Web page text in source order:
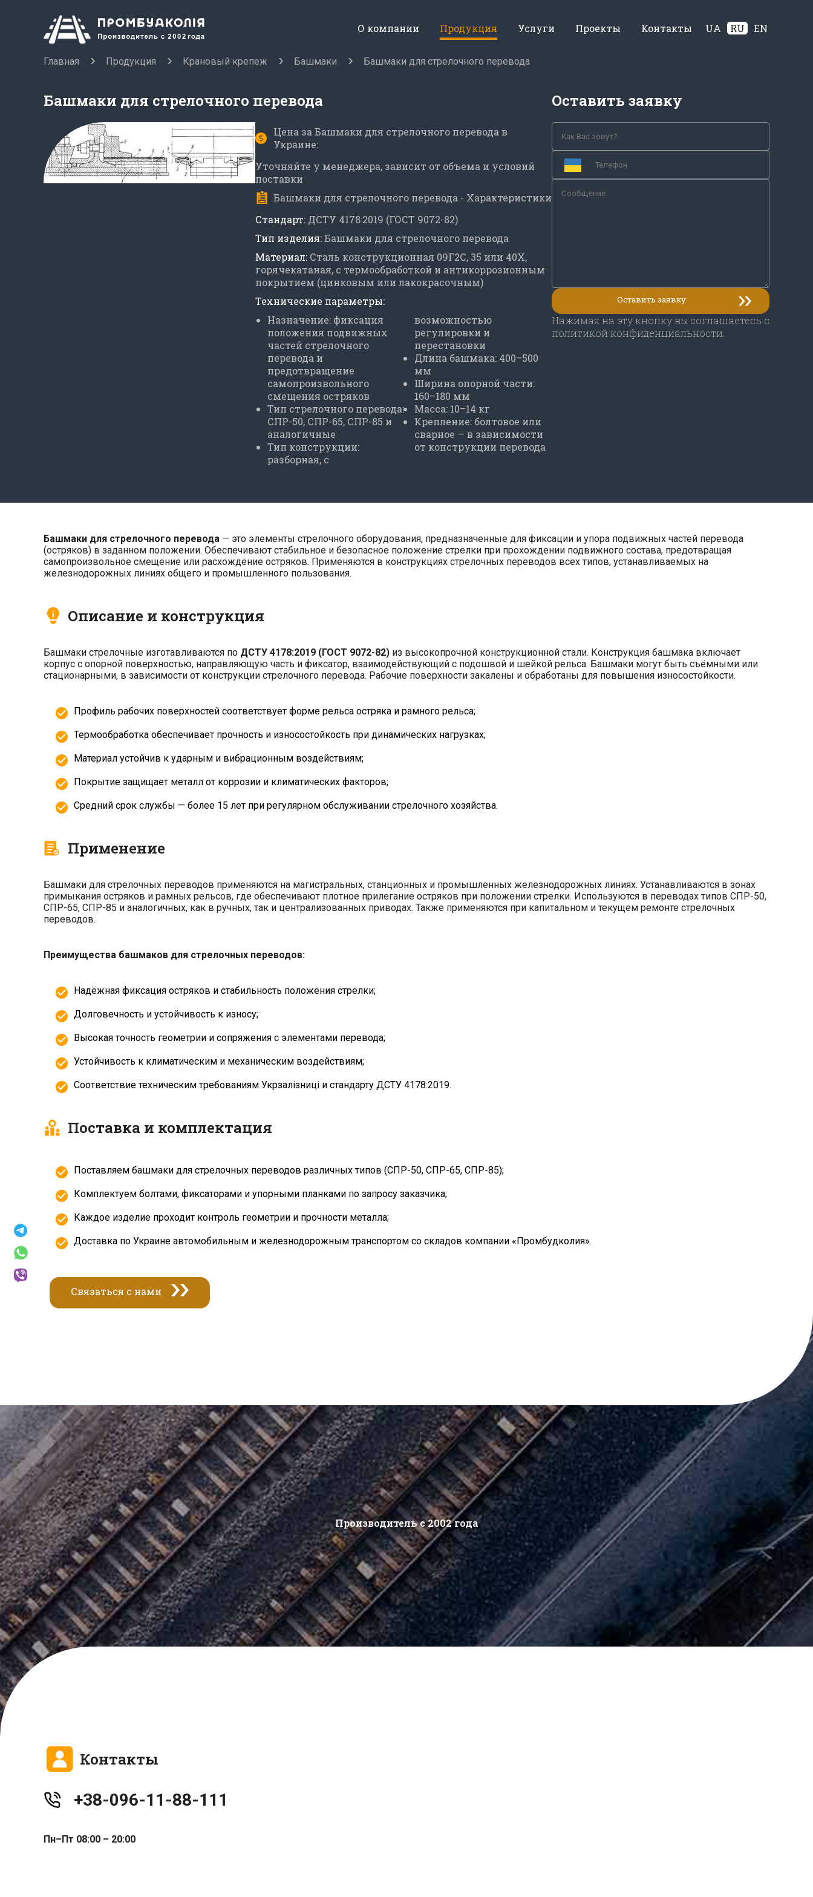
О компании Продукция Услуги Проекты Контакты UA RU EN
Главная Продукция Крановый крепеж Башмаки Башмаки для стрелочного перевода
Башмаки для стрелочного перевода
Цена за Башмаки для стрелочного перевода в
Украине:
Уточняйте у менеджера, зависит от объема и условий
поставки
Башмаки для стрелочного перевода - Характеристики
Стандарт: ДСТУ 4178:2019 (ГОСТ 9072-82)
Тип изделия:Башмаки для стрелочного перевода
Материал: Сталь конструкционная 09Г2С, 35 или 40Х,
горячекатаная, с термообработкой и антикоррозионным
покрытием (цинковым или лакокрасочным)
Технические параметры:
Назначение: фиксация
положения подвижных
частей стрелочного
перевода и
предотвращение
самопроизвольного
смещения остряков
Тип стрелочного перевода:
СПР-50, СПР-65, СПР-85 и
аналогичные
Тип конструкции:
разборная, с
возможностью
регулировки и
перестановки
Длина башмака: 400–500
мм
Ширина опорной части:
160–180 мм
Масса: 10–14 кг
Крепление: болтовое или
сварное — в зависимости
от конструкции перевода
Оставить заявку
Нажимая на эту кнопку вы соглашаетесь с
политикой конфиденциальности.
Башмаки для стрелочного перевода — это элементы стрелочного оборудования, предназначенные для фиксации и упора подвижных частей перевода
(остряков) в заданном положении. Обеспечивают стабильное и безопасное положение стрелки при прохождении подвижного состава, предотвращая
самопроизвольное смещение или расхождение остряков. Применяются в конструкциях стрелочных переводов всех типов, устанавливаемых на
железнодорожных линиях общего и промышленного пользования.
Описание и конструкция
Башмаки стрелочные изготавливаются по ДСТУ 4178:2019 (ГОСТ 9072-82) из высокопрочной конструкционной стали. Конструкция башмака включает
корпус с опорной поверхностью, направляющую часть и фиксатор, взаимодействующий с подошвой и шейкой рельса. Башмаки могут быть съёмными или
стационарными, в зависимости от конструкции стрелочного перевода. Рабочие поверхности закалены и обработаны для повышения износостойкости.
Профиль рабочих поверхностей соответствует форме рельса остряка и рамного рельса;
Термообработка обеспечивает прочность и износостойкость при динамических нагрузках;
Материал устойчив к ударным и вибрационным воздействиям;
Покрытие защищает металл от коррозии и климатических факторов;
Средний срок службы — более 15 лет при регулярном обслуживании стрелочного хозяйства.
Применение
Башмаки для стрелочных переводов применяются на магистральных, станционных и промышленных железнодорожных линиях. Устанавливаются в зонах
примыкания остряков и рамных рельсов, где обеспечивают плотное прилегание остряков при положении стрелки. Используются в переводах типов СПР-50,
СПР-65, СПР-85 и аналогичных, как в ручных, так и централизованных приводах. Также применяются при капитальном и текущем ремонте стрелочных
переводов.
Преимущества башмаков для стрелочных переводов:
Надёжная фиксация остряков и стабильность положения стрелки;
Долговечность и устойчивость к износу;
Высокая точность геометрии и сопряжения с элементами перевода;
Устойчивость к климатическим и механическим воздействиям;
Соответствие техническим требованиям Укрзалізниці и стандарту ДСТУ 4178:2019.
Поставка и комплектация
Поставляем башмаки для стрелочных переводов различных типов (СПР-50, СПР-65, СПР-85);
Комплектуем болтами, фиксаторами и упорными планками по запросу заказчика;
Каждое изделие проходит контроль геометрии и прочности металла;
Доставка по Украине автомобильным и железнодорожным транспортом со складов компании «Промбудколия».
Связаться с нами
Производитель с 2002 года
Контакты
+38-096-11-88-111
Пн–Пт 08:00 – 20:00